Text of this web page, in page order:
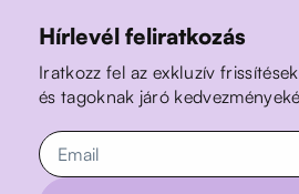
Hírlevél feliratkozás
Iratkozz fel az exkluzív
és tagoknak járó